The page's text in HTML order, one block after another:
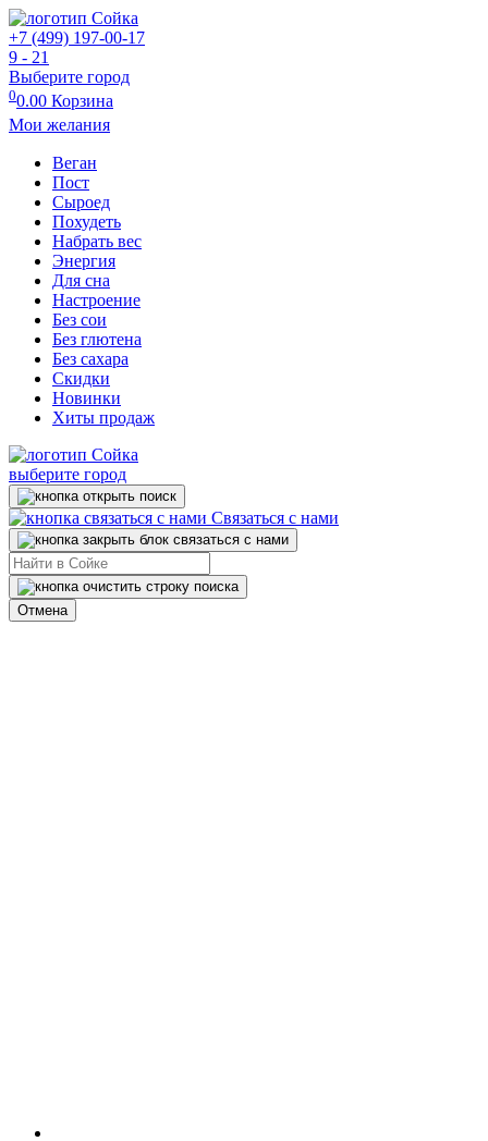
+7 (499) 197-00-17
9 - 21
Выберите город
00.00 Корзина
Мои желания
Веган
Пост
Сыроед
Похудеть
Набрать вес
Энергия
Для сна
Настроение
Без сои
Без глютена
Без сахара
Скидки
Новинки
Хиты продаж
выберите город
Связаться с нами
Отмена